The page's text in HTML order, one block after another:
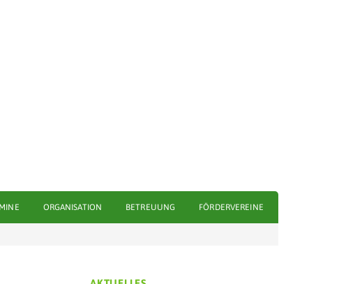
ORGANISATION BETREUUNG FÖRDERVEREINE